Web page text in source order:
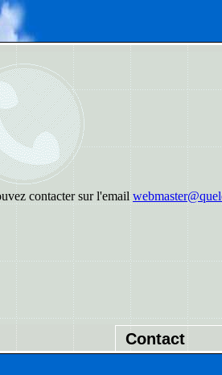
contacter sur l'email
Contact